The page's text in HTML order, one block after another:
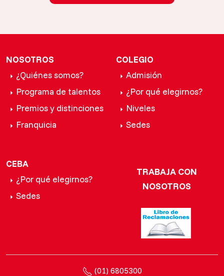
NOSOTROS
¿Quiénes somos?
Programa de talentos
Premios y distinciones
Franquicia
COLEGIO
Admisión
¿Por qué elegirnos?
Niveles
Sedes
CEBA
¿Por qué elegirnos?
Sedes
TRABAJA CON
NOSOTROS
(01) 6805300